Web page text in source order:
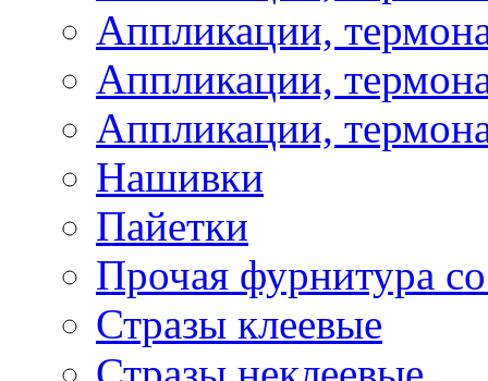
Аппликации,
Аппликации,
Аппликации,
Нашивки
Пайетки
Прочая фурнитура
Стразы клеевые